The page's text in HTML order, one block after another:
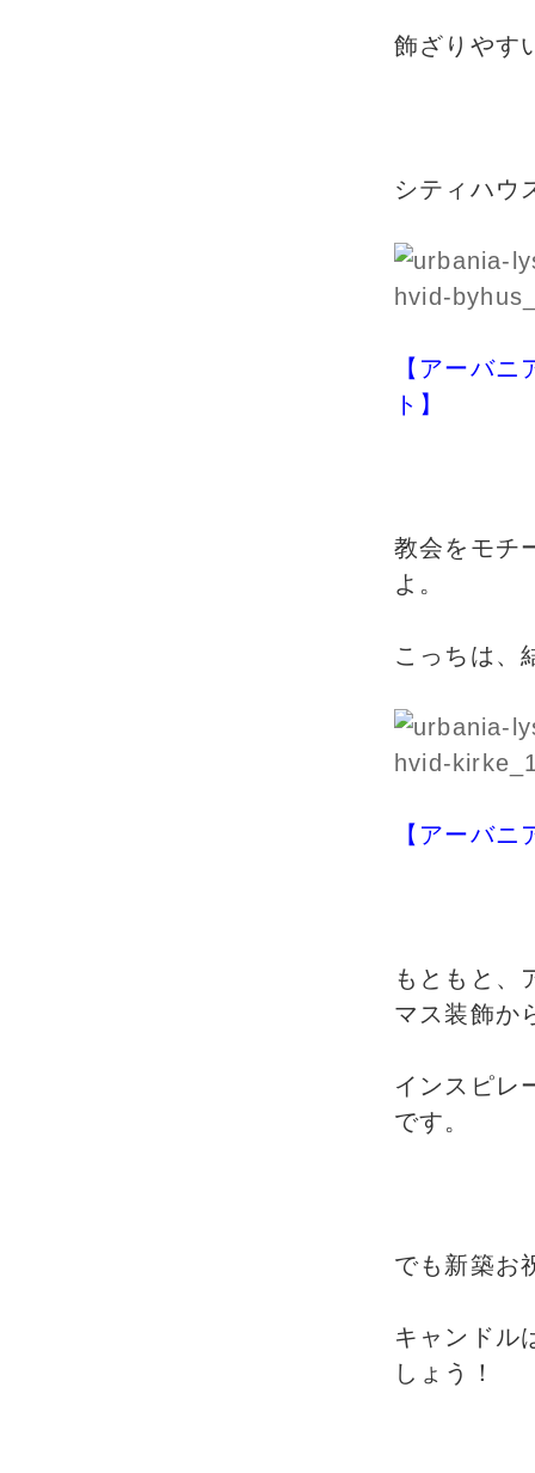
飾ざりやす
シティハウ
【アーバ
ト】
教会をモチ
よ。
こっちは、
【アーバ
もともと、
マス装飾か
インスピレ
です。
でも新築お
キャンドル
しょう！